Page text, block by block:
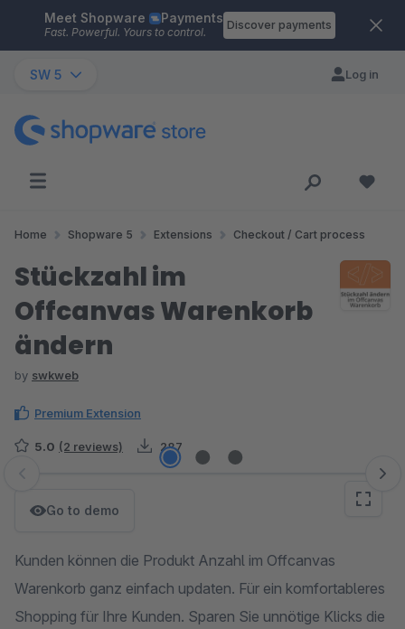
Skip to main content
Meet Shopware Payments
Fast. Powerful. Yours to control.
Discover payments
SW 5 Log in
Home Shopware 5 Extensions Checkout / Cart process
Stückzahl im
Offcanvas Warenkorb
ändern
by swkweb
Premium Extension
5.0 (2 reviews) 287
Skip image gallery
Go to demo
Kunden können die Produkt Anzahl im Offcanvas
Warenkorb ganz einfach updaten. Für ein komfortableres
Shopping für Ihre Kunden. Sparen Sie unnötige Klicks die